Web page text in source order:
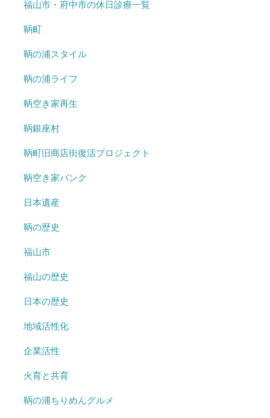
福山市・府中市の休日診療一覧
鞆町
鞆の浦スタイル
鞆の浦ライフ
鞆空き家再生
鞆銀座村
鞆町旧商店街復活プロジェクト
鞆空き家バンク
日本遺産
鞆の歴史
福山市
福山の歴史
日本の歴史
地域活性化
企業活性
火育と共育
鞆の浦ちりめんグルメ